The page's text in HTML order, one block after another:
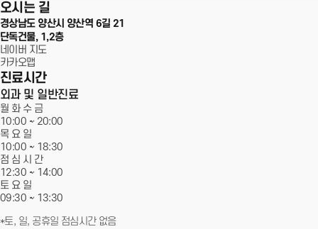
커뮤니티
오시는 길
경상남도 양산시 양산역 6길 21
단독건물, 1,2층
네이버 지도
카카오맵
진료시간
외과 및 일반진료
월 화 수 금
10:00 ~ 20:00
목 요 일
10:00 ~ 18:30
점 심 시 간
12:30 ~ 14:00
토 요 일
09:30 ~ 13:30
*토, 일, 공휴일 점심시간 없음